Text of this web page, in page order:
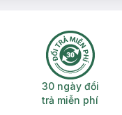
30 ngày
30 ngày đổi
trả miễn phí